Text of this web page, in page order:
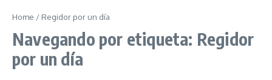
Home / Regidor por un día
Navegando por etiqueta: Regidor
por un día